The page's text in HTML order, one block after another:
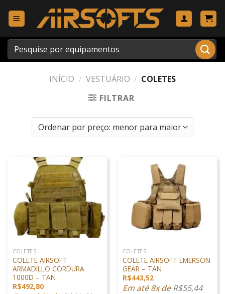
Pesquisar
por:
INÍCIO / VESTUÁRIO / COLETES
FILTRAR
COLETES
COLETE AIRSOFT
ARMADILLO CORDURA
1000D – TAN
R$492,80
COLETES
COLETE AIRSOFT EMERSON
GEAR – TAN
R$443,52
Em até 8x deR$55,44